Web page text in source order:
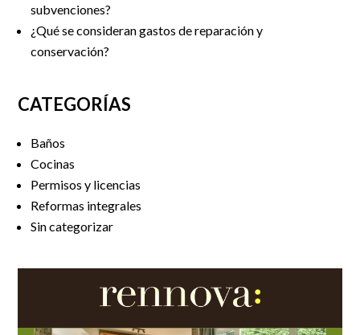
subvenciones?
¿Qué se consideran gastos de reparación y
conservación?
CATEGORÍAS
Baños
Cocinas
Permisos y licencias
Reformas integrales
Sin categorizar